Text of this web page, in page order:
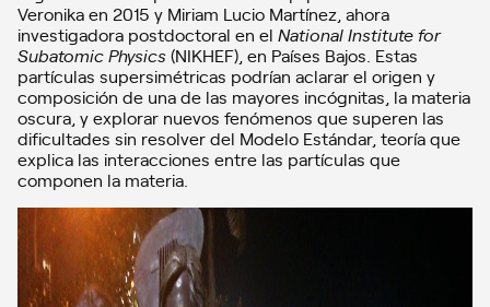
Veronika en 2015 y Miriam Lucio Martínez, ahora
investigadora postdoctoral en el National Institute for
Subatomic Physics(NIKHEF), en Países Bajos. Estas
partículas supersimétricas podrían aclarar el origen y
composición de una de las mayores incógnitas, la materia
oscura, y explorar nuevos fenómenos que superen las
dificultades sin resolver del Modelo Estándar, teoría que
explica las interacciones entre las partículas que
componen la materia.